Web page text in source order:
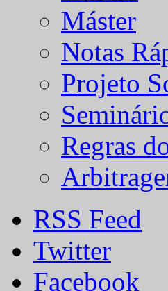
Máster
Notas
Projeto
Regras
RSS Feed
Twitter
Facebook